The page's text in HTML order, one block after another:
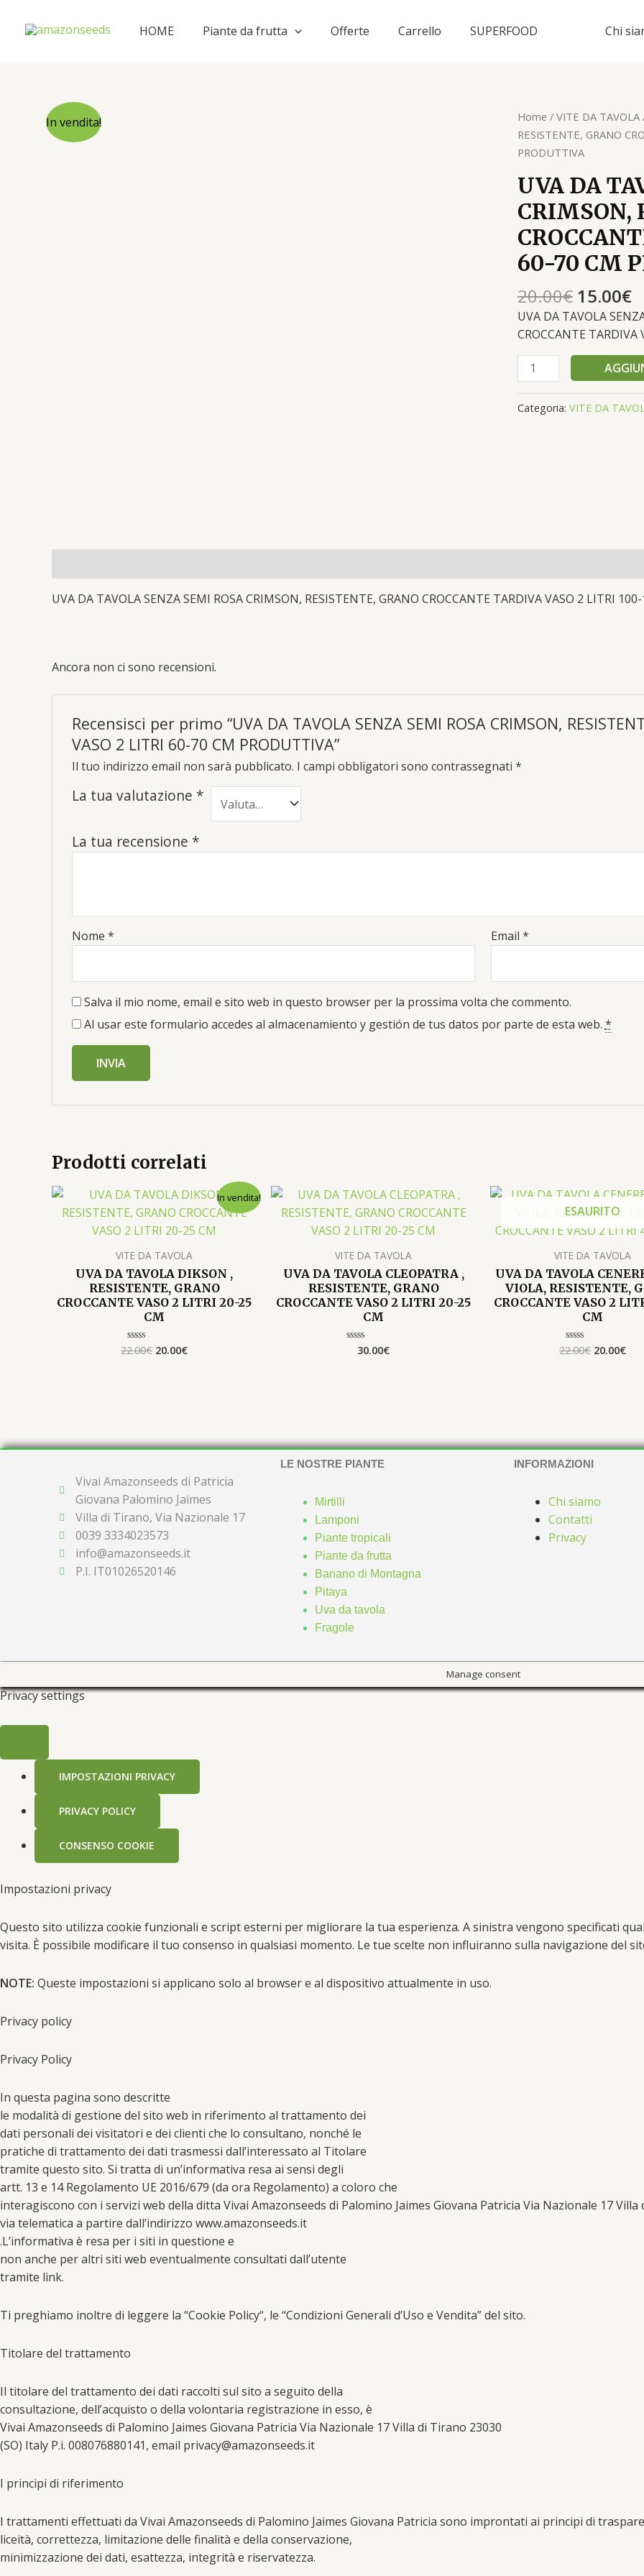
HOME Piante da frutta Offerte Carrello SUPERFOOD Chi
In vendita! Home / VITE DA TAVOLA
RESISTENTE, GRANO
PRODUTTIVA
UVA DA
CRIMSON,
60-70 CM
20.00€
Il
prezzo
originale
20.00€.
15.00€
Il
UVA DA TAVOLA
CROCCANTE
UVA
DA
TAVOLA
SEMI
ROSA
CRIMSON,
RESISTENTE,
GRANO
TARDIVA
VASO
2
60-
70
CM
Categoria: VITE DA
UVA DA TAVOLA SENZA SEMI ROSA CRIMSON, RESISTENTE, GRANO CROCCANTE TARDIVA VASO 2 LITRI
Ancora non ci sono recensioni.
Recensisci per primo “UVA DA TAVOLA SENZA SEMI ROSA CRIMSON,
VASO 2 LITRI 60-70 CM PRODUTTIVA”
Il tuo indirizzo email non sarà pubblicato. I campi obbligatori sono contrassegnati *
La tua valutazione *
La tua recensione *
Nome * Email*
Salva il mio nome, email e sito web in questo browser per la prossima volta che commento.
Al usar este formulario accedes al almacenamiento y gestión de tus datos por parte de esta web.*
Prodotti correlati
In vendita!
VITE DA TAVOLA
UVA DA TAVOLA DIKSON ,
RESISTENTE, GRANO
CROCCANTE VASO 2 LITRI 20-25
CM
Valutato
22.00€
Il
originale
era:
20.00€
Il
prezzo
attuale
è:
VITE DA TAVOLA
UVA DA TAVOLA CLEOPATRA ,
RESISTENTE, GRANO
CROCCANTE VASO 2 LITRI 20-25
CM
Valutato
30.00€
ESAURITO
VITE DA TAVOLA
UVA DA TAVOLA
VIOLA, RESISTENTE,
CROCCANTE VASO 2
CM
Valutato
22.00€
Il
prezzo
originale
era:
20.00€
Il
è:
Vivai Amazonseeds di Patricia
Giovana Palomino Jaimes
Villa di Tirano, Via Nazionale 17
0039 3334023573
info@amazonseeds.it
P.I. IT01026520146
LE NOSTRE PIANTE
Mirtilli
Lamponi
Piante tropicali
Piante da frutta
Banano di Montagna
Pitaya
Uva da tavola
Fragole
INFORMAZIONI
Chi siamo
Contatti
Privacy
Manage consent
Privacy settings
IMPOSTAZIONI PRIVACY
PRIVACY POLICY
CONSENSO COOKIE
Impostazioni privacy
Questo sito utilizza cookie funzionali e script esterni per migliorare la tua esperienza. A sinistra vengono specificati
visita. È possibile modificare il tuo consenso in qualsiasi momento. Le tue scelte non influiranno sulla navigazione del
NOTE: Queste impostazioni si applicano solo al browser e al dispositivo attualmente in uso.
Privacy policy
Privacy Policy
In questa pagina sono descritte
le modalità di gestione del sito web in riferimento al trattamento dei
dati personali dei visitatori e dei clienti che lo consultano, nonché le
pratiche di trattamento dei dati trasmessi dall’interessato al Titolare
tramite questo sito. Si tratta di un’informativa resa ai sensi degli
artt. 13 e 14 Regolamento UE 2016/679 (da ora Regolamento) a coloro che
interagiscono con i servizi web della ditta Vivai Amazonseeds di Palomino Jaimes Giovana Patricia Via Nazionale 17
via telematica a partire dall’indirizzo www.amazonseeds.it
.L’informativa è resa per i siti in questione e
non anche per altri siti web eventualmente consultati dall’utente
tramite link.
Ti preghiamo inoltre di leggere la “Cookie Policy“, le “Condizioni Generali d’Uso e Vendita” del sito.
Titolare del trattamento
Il titolare del trattamento dei dati raccolti sul sito a seguito della
consultazione, dell’acquisto o della volontaria registrazione in esso, è
Vivai Amazonseeds di Palomino Jaimes Giovana Patricia Via Nazionale 17 Villa di Tirano 23030
(SO) Italy P.i. 008076880141, email privacy@amazonseeds.it
I principi di riferimento
I trattamenti effettuati da Vivai Amazonseeds di Palomino Jaimes Giovana Patricia sono improntati ai principi di
liceità, correttezza, limitazione delle finalità e della conservazione,
minimizzazione dei dati, esattezza, integrità e riservatezza.